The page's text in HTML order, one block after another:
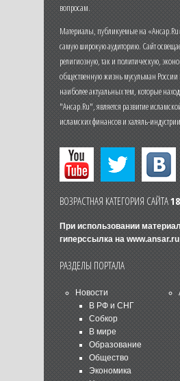
вопросам.
Материалы, публикуемые на
самую широкую аудиторию. Сайт
религиозную, так и политическую,
общественную жизнь мусульман
наиболее актуальных тем, которые
"Ансар.Ru", является развитие
исламских финансов и халяль-
ВОЗРАСТНАЯ КАТЕГОРИЯ САЙТА
При использовании
гиперссылка на www.ansar.ru
РАЗДЕЛЫ ПОРТАЛА
Новости
В РФ и СНГ
Собкор
В мире
Образование
Общество
Экономика